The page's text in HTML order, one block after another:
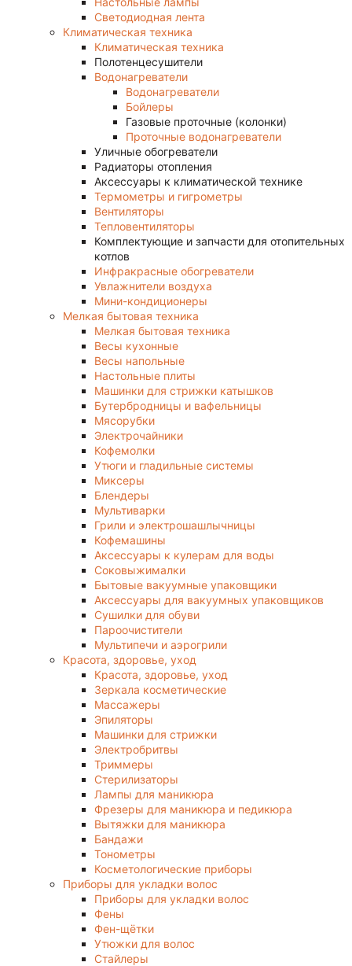
Светодиодная лента
Климатическая техника
Климатическая техника
Полотенцесушители
Водонагреватели
Водонагреватели
Бойлеры
Газовые проточные (колонки)
Проточные водонагреватели
Уличные обогреватели
Радиаторы отопления
Аксессуары к климатической технике
Термометры и гигрометры
Вентиляторы
Тепловентиляторы
Комплектующие и запчасти для отопительных
котлов
Инфракрасные обогреватели
Увлажнители воздуха
Мини-кондиционеры
Мелкая бытовая техника
Мелкая бытовая техника
Весы кухонные
Весы напольные
Настольные плиты
Машинки для стрижки катышков
Бутербродницы и вафельницы
Мясорубки
Электрочайники
Кофемолки
Утюги и гладильные системы
Миксеры
Блендеры
Мультиварки
Грили и электрошашлычницы
Кофемашины
Аксессуары к кулерам для воды
Соковыжималки
Бытовые вакуумные упаковщики
Аксессуары для вакуумных упаковщиков
Сушилки для обуви
Пароочистители
Мультипечи и аэрогрили
Красота, здоровье, уход
Красота, здоровье, уход
Зеркала косметические
Массажеры
Эпиляторы
Машинки для стрижки
Электробритвы
Триммеры
Стерилизаторы
Лампы для маникюра
Фрезеры для маникюра и педикюра
Вытяжки для маникюра
Бандажи
Тонометры
Косметологические приборы
Приборы для укладки волос
Приборы для укладки волос
Фены
Фен-щётки
Утюжки для волос
Стайлеры